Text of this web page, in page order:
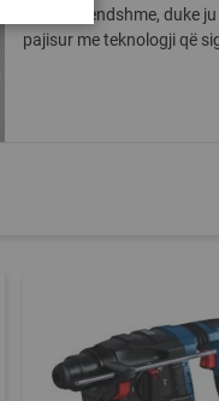
dhe të brendshme, duke
pajisur me teknologji që